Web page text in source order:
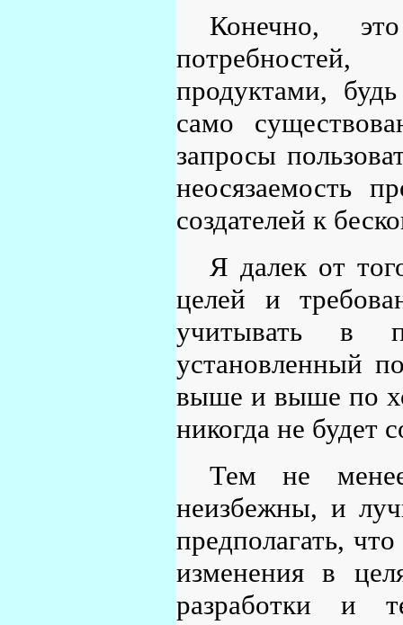
Конечно,
продуктами,
само
запросы
неосязаемость
создателей к
Я далек от
целей и
учитывать в
установленный
выше и выше по
никогда не будет
Тем не
неизбежны, и
предполагать,
изменения в
разработки и